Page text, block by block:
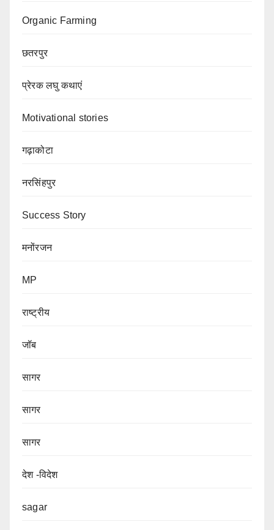
Organic Farming
छतरपुर
प्रेरक लघु कथाएं
Motivational stories
गढ़ाकोटा
नरसिंहपुर
Success Story
मनोंरजन
MP
राष्ट्रीय
जॉब
सागर
सागर
सागर
देश -विदेश
sagar